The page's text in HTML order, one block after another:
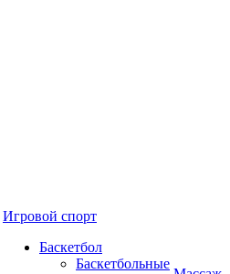
Игровой спорт
Баскетбол
Баскетбольные